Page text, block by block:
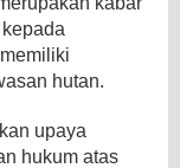
hutan.
upaya
hukum atas